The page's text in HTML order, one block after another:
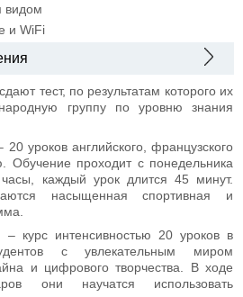
видом
и WiFi
тест, по результатам которого их
группу по уровню знания
20 уроков английского, французского
Обучение проходит с понедельника
каждый урок длится 45 минут.
насыщенная спортивная и
– курс интенсивностью 20 уроков в
с увлекательным миром
и цифрового творчества. В ходе
они научатся использовать